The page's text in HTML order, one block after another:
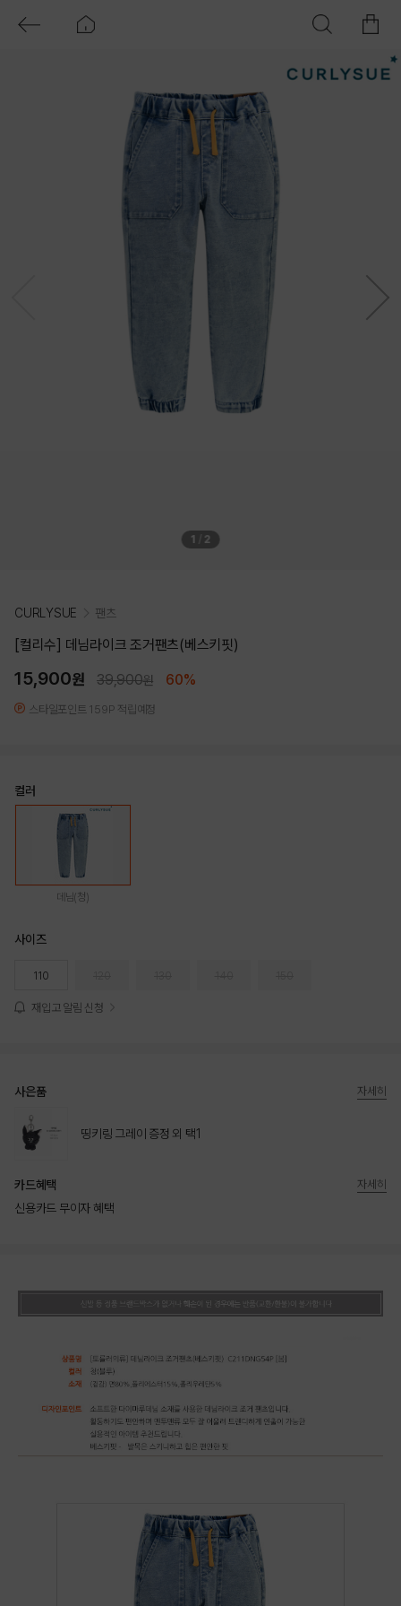
1 2
CURLYSUE 팬츠
[컬리수] 데님라이크 조거팬츠(베스키핏)
15,900원 39,900원 60%
스타일포인트 159P 적립예정
컬러
데님(청)
사이즈
110
재입고 알림 신청
사은품
띵키링 그레이 증정 외 택1
자세히
카드혜택
신용카드 무이자 혜택
자세히